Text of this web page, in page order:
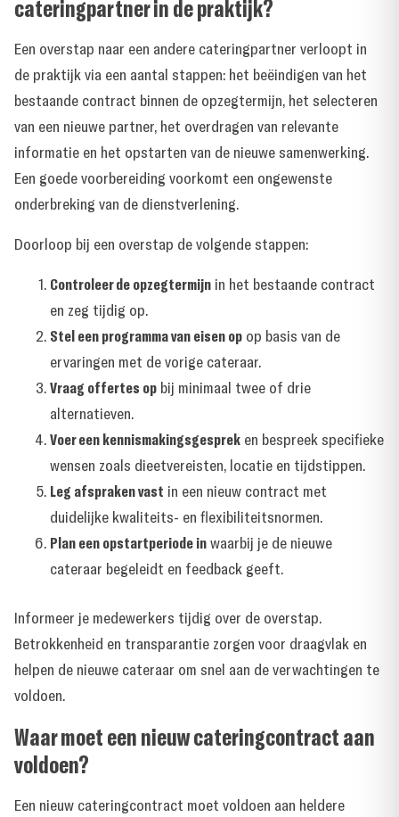
cateringpartner in de praktijk?
Een overstap naar een andere cateringpartner verloopt in
de praktijk via een aantal stappen: het beëindigen van het
bestaande contract binnen de opzegtermijn, het selecteren
van een nieuwe partner, het overdragen van relevante
informatie en het opstarten van de nieuwe samenwerking.
Een goede voorbereiding voorkomt een ongewenste
onderbreking van de dienstverlening.
Doorloop bij een overstap de volgende stappen:
Controleer de opzegtermijn in het bestaande contract
en zeg tijdig op.
Stel een programma van eisen op op basis van de
ervaringen met de vorige cateraar.
Vraag offertes op bij minimaal twee of drie
alternatieven.
Voer een kennismakingsgesprek en bespreek specifieke
wensen zoals dieetvereisten, locatie en tijdstippen.
Leg afspraken vast in een nieuw contract met
duidelijke kwaliteits- en flexibiliteitsnormen.
Plan een opstartperiode inwaarbij je de nieuwe
cateraar begeleidt en feedback geeft.
Informeer je medewerkers tijdig over de overstap.
Betrokkenheid en transparantie zorgen voor draagvlak en
helpen de nieuwe cateraar om snel aan de verwachtingen te
voldoen.
Waar moet een nieuw cateringcontract aan
voldoen?
Een nieuw cateringcontract moet voldoen aan heldere